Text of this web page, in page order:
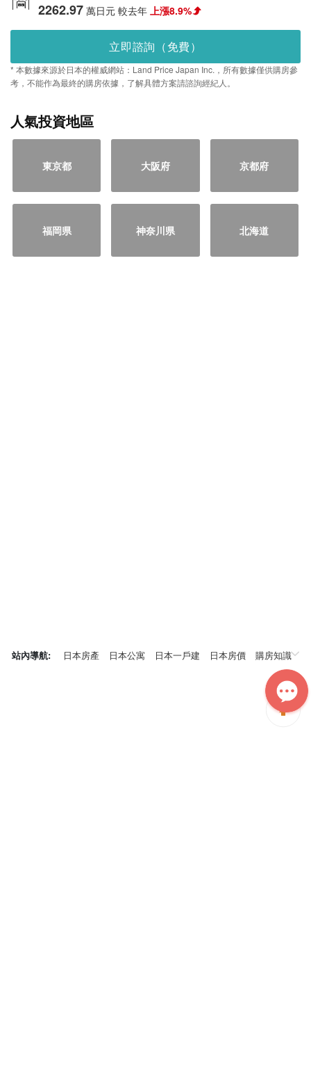
2262.97 萬日元 較去年 上漲8.9%
立即諮詢（免費）
* 本數據來源於日本的權威網站：Land Price Japan Inc.，所有數據僅供購房參
考，不能作為最終的購房依據，了解具體方案請諮詢經紀人。
人氣投資地區
東京都 大阪府 京都府
福岡県 神奈川県 北海道
站內導航: 日本房產 日本公寓 日本一戶建 日本房價
購房知識